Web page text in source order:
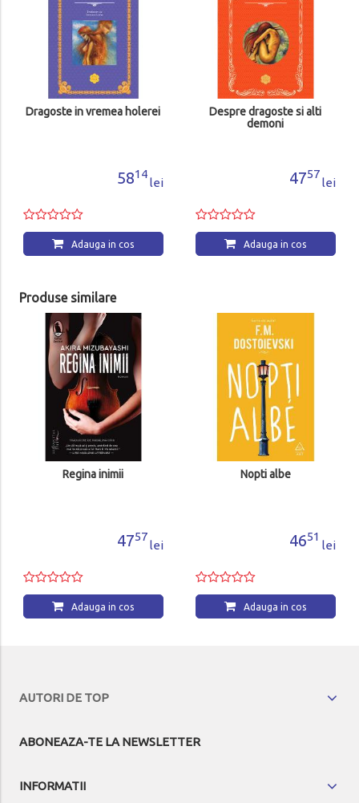
Dragoste in vremea holerei
5814
lei
Adauga in cos
Despre dragoste si alti
demoni
4757
lei
Adauga in cos
Produse similare
Regina inimii
4757
lei
Adauga in cos
Nopti albe
4651
lei
Adauga in cos
AUTORI DE TOP
ABONEAZA-TE LA NEWSLETTER
INFORMATII